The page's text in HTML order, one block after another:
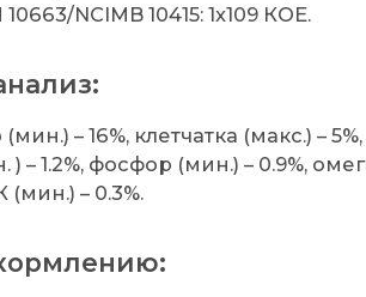
NCIMB 10415: 1x109 КОЕ.
– 16%, клетчатка (макс.) –
) – 1.2%, фосфор (мин.) – 0.9%,
(мин.) – 0.3%.